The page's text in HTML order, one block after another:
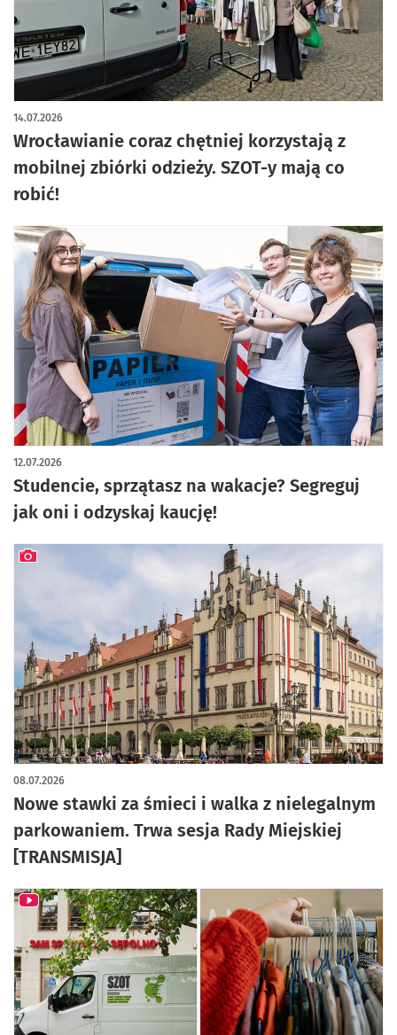
Wrocławianie coraz chętniej korzystają z
mobilnej zbiórki odzieży. SZOT-y mają co
robić!
14.07.2026
Studencie, sprzątasz na wakacje? Segreguj
jak oni i odzyskaj kaucję!
12.07.2026
Nowe stawki za śmieci i walka z nielegalnym
parkowaniem. Trwa sesja Rady Miejskiej
[TRANSMISJA]
08.07.2026
artykuł z galerią zdjęć